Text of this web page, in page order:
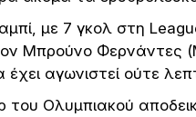
με 7 γκολ στη
Μπρούνο Φερνάντες
έχει αγωνιστεί ούτε
Ολυμπιακού